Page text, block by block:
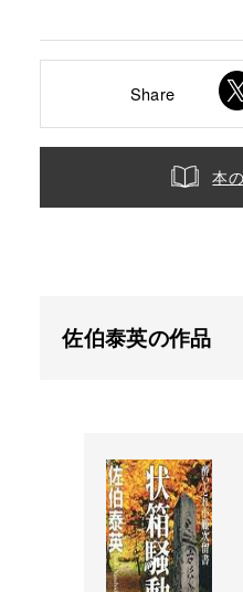
Share
本
佐伯泰英の作品